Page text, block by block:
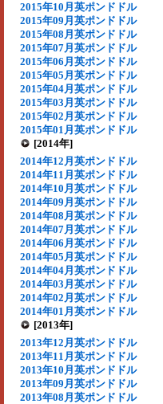
2015年10月英ポンドドル
2015年09月英ポンドドル
2015年08月英ポンドドル
2015年07月英ポンドドル
2015年06月英ポンドドル
2015年05月英ポンドドル
2015年04月英ポンドドル
2015年03月英ポンドドル
2015年02月英ポンドドル
2015年01月英ポンドドル
[2014年]
2014年12月英ポンドドル
2014年11月英ポンドドル
2014年10月英ポンドドル
2014年09月英ポンドドル
2014年08月英ポンドドル
2014年07月英ポンドドル
2014年06月英ポンドドル
2014年05月英ポンドドル
2014年04月英ポンドドル
2014年03月英ポンドドル
2014年02月英ポンドドル
2014年01月英ポンドドル
[2013年]
2013年12月英ポンドドル
2013年11月英ポンドドル
2013年10月英ポンドドル
2013年09月英ポンドドル
2013年08月英ポンドドル